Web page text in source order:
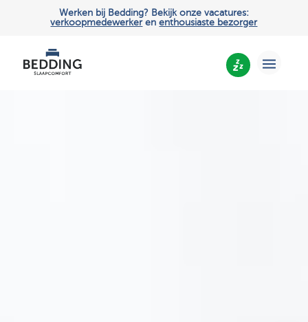
Werken bij Bedding? Bekijk onze vacatures:
verkoopmedewerkerenenthousiaste bezorger